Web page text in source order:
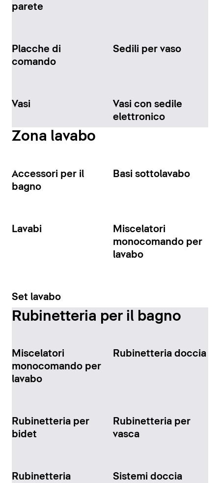
parete
Placche di
comando
Sedili per vaso
Vasi
Vasi con sedile
elettronico
Zona lavabo
Accessori per il
bagno
Basi sottolavabo
Lavabi
Miscelatori
monocomando per
lavabo
Set lavabo
Rubinetteria per il bagno
Miscelatori
monocomando per
lavabo
Rubinetteria doccia
Rubinetteria per
bidet
Rubinetteria per
vasca
Rubinetteria
Sistemi doccia